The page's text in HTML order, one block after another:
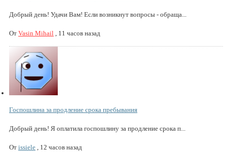
Добрый день! Удачи Вам! Если возникнут вопросы - обраща...
От Vasin Mihail 11 часов назад
Госпошлина за продление срока пребывания
Добрый день! Я оплатила госпошлину за продление срока п...
От issiele 12 часов назад